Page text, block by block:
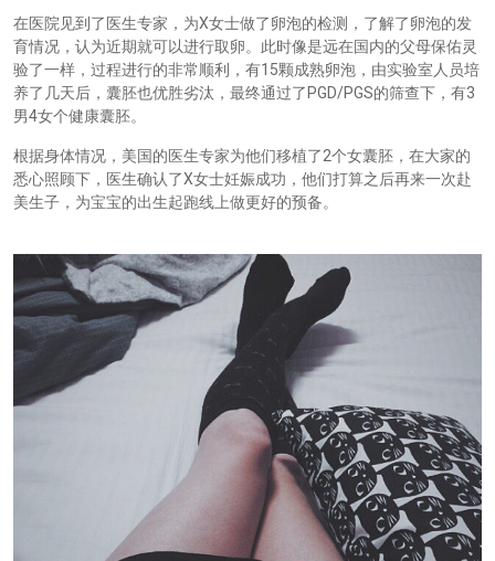
在医院见到了医生专家，为X女士做了卵泡的检测，了解了卵泡的发
育情况，认为近期就可以进行取卵。此时像是远在国内的父母保佑灵
验了一样，过程进行的非常顺利，有15颗成熟卵泡，由实验室人员培
养了几天后，囊胚也优胜劣汰，最终通过了 PGD/PGS的筛查下，有3
男4女个健康囊胚。
根据身体情况，美国的医生专家为他们移植了 2个女囊胚，在大家的
悉心照顾下，医生确认了X女士妊娠成功，他们打算之后再来一次赴
美生子，为宝宝的出生起跑线上做更好的预备。